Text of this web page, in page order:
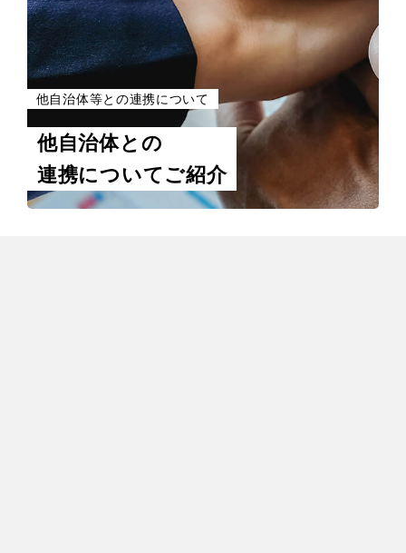
他自治体等との連携について
他自治体との
連携についてご紹介